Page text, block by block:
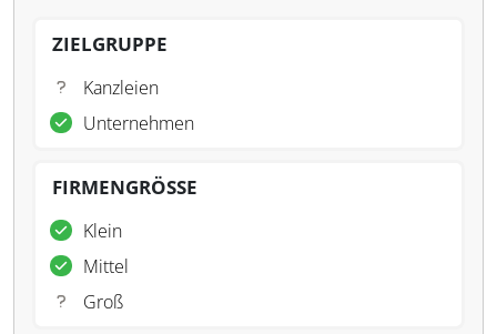
ZIELGRUPPE
Kanzleien
Unternehmen
FIRMENGRÖSSE
Klein
Mittel
Groß